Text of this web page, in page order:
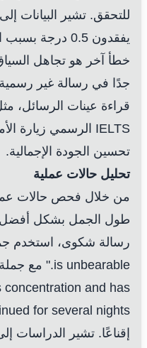
للتحقق. تشير البيانات
يفقدون 0.5
خطأ آخر هو تجاهل
جدًا في رسالة غير
قراءة عينات الرسائل،
IELTS الرسمي
زيارة
تحسين الجودة الإجمالية.
تحليل حالات عملية
من خلال فحص حالات
طول الجمل بشكل
and has